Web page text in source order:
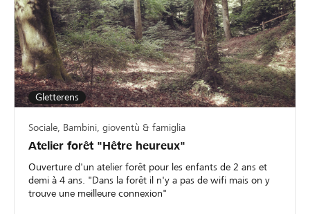
Gletterens
Sociale, Bambini, gioventù & famiglia
Atelier forêt "Hêtre heureux"
Ouverture d'un atelier forêt pour les enfants de 2 ans et
demi à 4 ans. "Dans la forêt il n'y a pas de wifi mais on y
trouve une meilleure connexion"